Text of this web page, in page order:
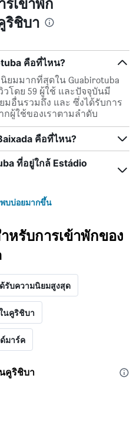
ริชิบา
คือที่ไหน?
ยมมากที่สุดใน Guabirotuba
วโดย 59 ผู้ใช้ และปัจจุบันมี
มอื่นรวมถึง และ ซึ่งได้รับการ
ผู้ใช้ของเราตามลำดับ
คือที่ไหน?
ที่อยู่ใกล้ Estádio
บบ่อยมากขึ้น
รับการเข้าพักของ
ด้รับความนิยมสูงสุด
นคูริชิบา
มาร์ค
คูริชิบา